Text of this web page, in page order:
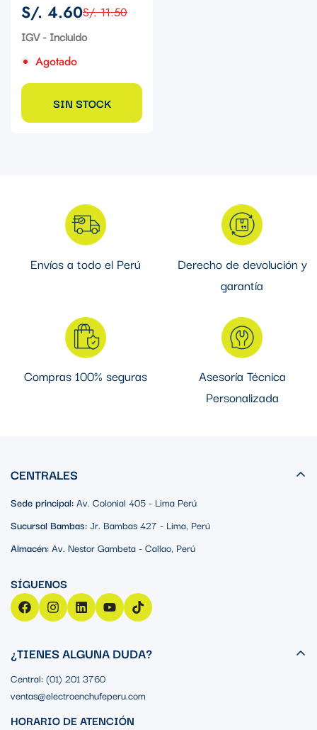
Precio
de
S/. 4.60
Precio
regular
S/. 11.50
IGV - Incluido
Agotado
SIN STOCK
Envíos a todo el Perú
Derecho de devolución y
garantía
Compras 100% seguras
Asesoría Técnica
Personalizada
CENTRALES
Sede principal:Av. Colonial 405 - Lima Perú
Sucursal Bambas:Jr. Bambas 427 - Lima, Perú
Almacén:Av. Nestor Gambeta - Callao, Perú
¿TIENES ALGUNA DUDA?
Central: (01) 201 3760
ventas@electroenchufeperu.com
HORARIO DE ATENCIÓN